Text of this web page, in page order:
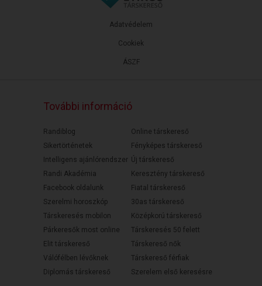
ÁSZF
Adatvédelem
Cookiek
További információ
Randiblog
Sikertörténetek
Intelligens ajánlórendszer
Randi Akadémia
Facebook oldalunk
Szerelmi horoszkóp
Társkeresés mobilon
Párkeresők most online
Elit társkereső
Válófélben lévőknek
Diplomás társkereső
Online társkereső
Fényképes társkereső
Új társkereső
Keresztény társkereső
Fiatal társkereső
30as társkereső
Középkorú társkereső
Társkeresés 50 felett
Társkereső nők
Társkereső férfiak
Szerelem első keresésre